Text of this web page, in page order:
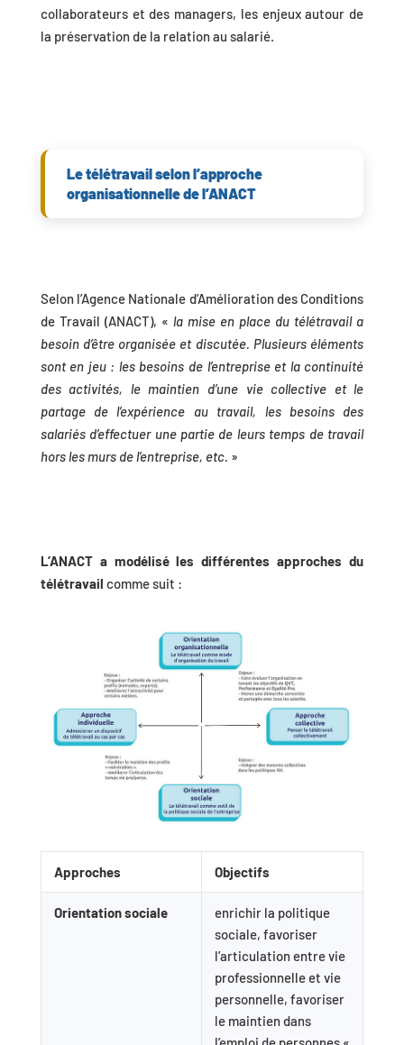
collaborateurs et des managers, les enjeux autour de
la préservation de la relation au salarié.
Le télétravail selon l’approche
organisationnelle de l’ANACT
Selon l’Agence Nationale d’Amélioration des Conditions
de Travail (ANACT), « la mise en place du télétravail a
besoin d’être organisée et discutée. Plusieurs éléments
sont en jeu : les besoins de l’entreprise et la continuité
des activités, le maintien d’une vie collective et le
partage de l’expérience au travail, les besoins des
salariés d’effectuer une partie de leurs temps de travail
hors les murs de l’entreprise, etc. »
L’ANACT a modélisé les différentes approches du
télétravail comme suit :
Approches Objectifs
Orientation sociale
enrichir la politique
sociale, favoriser
l’articulation entre vie
professionnelle et vie
personnelle, favoriser
le maintien dans